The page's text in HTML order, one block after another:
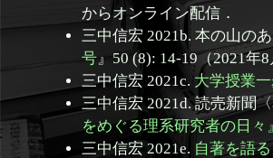
からオンライン配信．
三中信宏 2021b. 本の山の
号』50 (8): 14-19（2021年8
三中信宏 2021c. 大学授業
三中信宏 2021d. 読売新聞
をめぐる理系研究者の日
三中信宏 2021e. 自著を語